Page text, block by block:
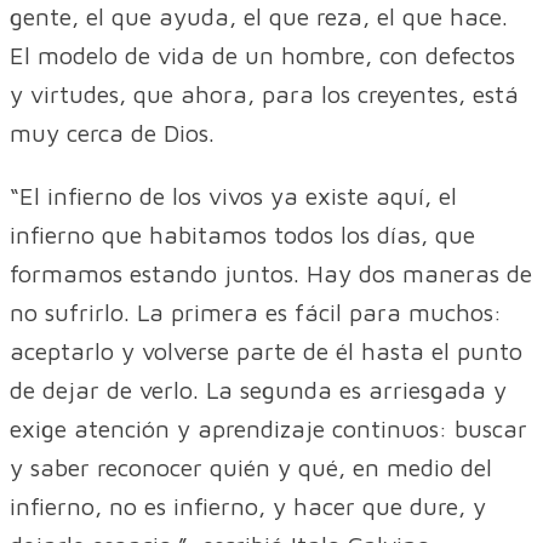
gente, el que ayuda, el que reza, el que hace.
El modelo de vida de un hombre, con defectos
y virtudes, que ahora, para los creyentes, está
muy cerca de Dios.
“El infierno de los vivos ya existe aquí, el
infierno que habitamos todos los días, que
formamos estando juntos. Hay dos maneras de
no sufrirlo. La primera es fácil para muchos:
aceptarlo y volverse parte de él hasta el punto
de dejar de verlo. La segunda es arriesgada y
exige atención y aprendizaje continuos: buscar
y saber reconocer quién y qué, en medio del
infierno, no es infierno, y hacer que dure, y